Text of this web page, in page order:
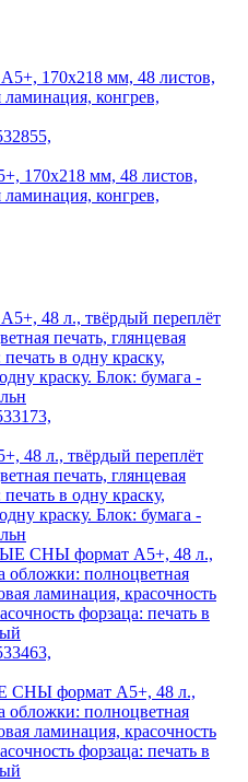
170х218 мм, 48 листов,
ламинация, конгрев,
48 л., твёрдый переплёт
печать, глянцевая
в одну краску,
краску. Блок: бумага -
СНЫ формат А5+, 48 л.,
обложки: полноцветная
ламинация, красочность
форзаца: печать в